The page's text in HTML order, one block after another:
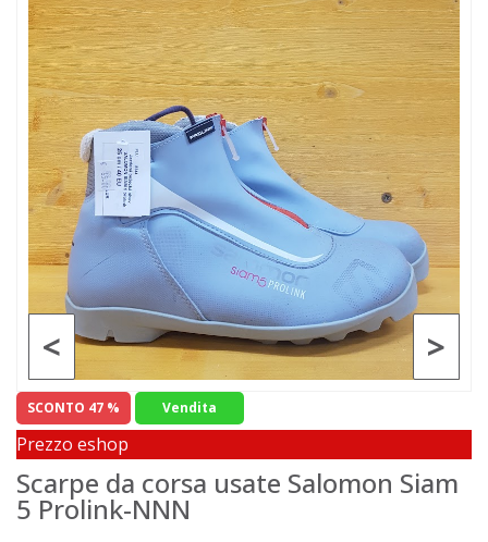
>
<
SCONTO 47 % Vendita
Prezzo eshop
Scarpe da corsa usate Salomon Siam
5 Prolink-NNN